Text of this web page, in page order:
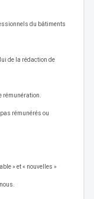
du bâtiments
de la rédaction de
rémunération.
rémunérés ou
» et « nouvelles »